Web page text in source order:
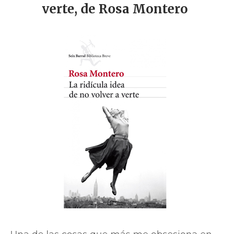
verte, de Rosa Montero